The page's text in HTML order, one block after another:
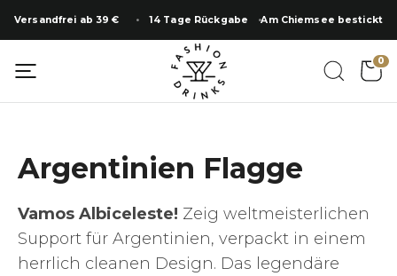
Inhalt
springen
Versandfrei ab 39 € 14 Tage Rückgabe Am Chiemsee bestickt
0
Argentinien Flagge
Vamos Albiceleste! Zeig weltmeisterlichen
Support für Argentinien, verpackt in einem
herrlich cleanen Design. Das legendäre